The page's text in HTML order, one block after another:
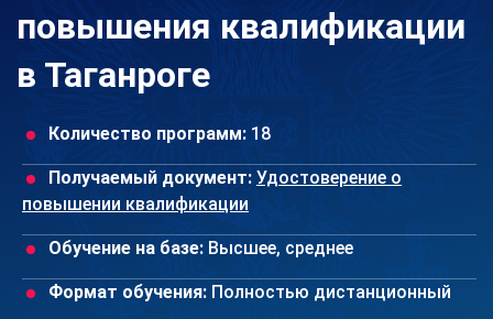
повышения квалификации
в Таганроге
Количество программ: 18
Получаемый документ: Удостоверение о
повышении квалификации
Обучение на базе: Высшее, среднее
Формат обучения: Полностью дистанционный